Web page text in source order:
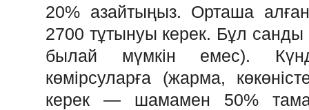
20% азайтыңыз. Орташа
2700 тұтынуы керек. Бұл
былай мүмкін емес).
көмірсуларға (жарма,
керек — шамамен 50%